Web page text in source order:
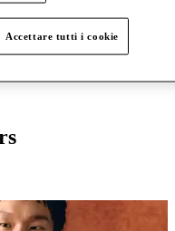
Accettare tutti i cookie